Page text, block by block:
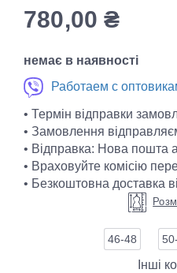
780,00₴
немає в наявності
Работаем с
• Термін відправки
• Замовлення
• Відправка: Нова пошта
• Враховуйте комісію
• Безкоштовна доставка
46-48
Інші